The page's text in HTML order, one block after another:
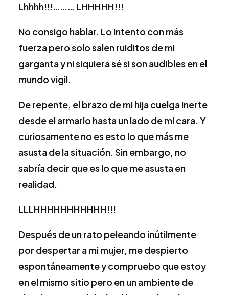
Lhhhh!!!……… LHHHHH!!!
No consigo hablar. Lo intento con más
fuerza pero solo salen ruiditos de mi
garganta y ni siquiera sé si son audibles en el
mundo vigil.
De repente, el brazo de mi hija cuelga inerte
desde el armario hasta un lado de mi cara. Y
curiosamente no es esto lo que más me
asusta de la situación. Sin embargo, no
sabría decir que es lo que me asusta en
realidad.
LLLHHHHHHHHHHH!!!
Después de un rato peleando inútilmente
por despertar a mi mujer, me despierto
espontáneamente y compruebo que estoy
en el mismo sitio pero en un ambiente de